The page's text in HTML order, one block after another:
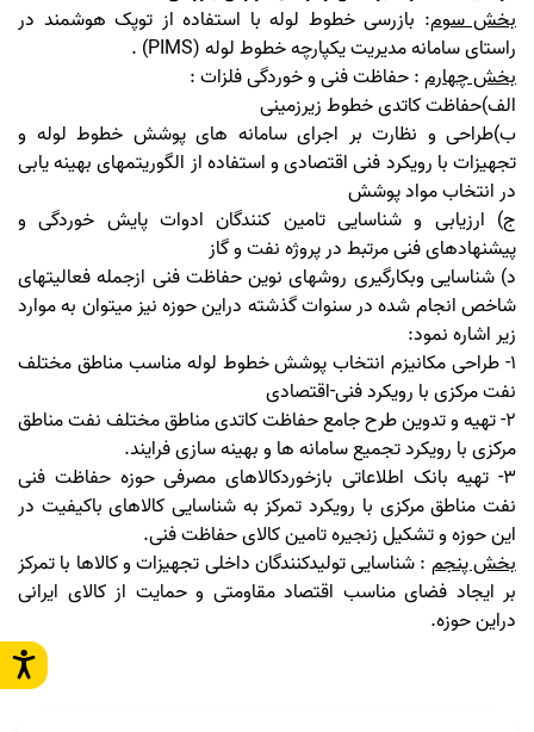
بخش سوم: بازرسی خطوط لوله با استفاده از توپک هوشمند در
راستای سامانه مدیریت یکپارچه خطوط لوله (PIMS) .
بخش چهارم: حفاظت فنی و خوردگی فلزات :
الف)حفاظت کاتدی خطوط زیرزمینی
ب)طراحی و نظارت بر اجرای سامانه های پوشش خطوط لوله و
تجهیزات با رویکرد فنی اقتصادی و استفاده از الگوریتمهای بهینه یابی
در انتخاب مواد پوشش
ج) ارزیابی و شناسایی تامین کنندگان ادوات پایش خوردگی و
پیشنهادهای فنی مرتبط در پروژه نفت و گاز
د) شناسایی وبکارگیری روشهای نوین حفاظت فنی ازجمله فعالیتهای
شاخص انجام شده در سنوات گذشته دراین حوزه نیز میتوان به موارد
زیر اشاره نمود:
1- طراحی مکانیزم انتخاب پوشش خطوط لوله مناسب مناطق مختلف
نفت مرکزی با رویکرد فنی-اقتصادی
2- تهیه و تدوین طرح جامع حفاظت کاتدی مناطق مختلف نفت مناطق
مرکزی با رویکرد تجمیع سامانه ها و بهینه سازی فرایند.
3- تهیه بانک اطلاعاتی بازخوردکالاهای مصرفی حوزه حفاظت فنی
نفت مناطق مرکزی با رویکرد تمرکز به شناسایی کالاهای باکیفیت در
این حوزه و تشکیل زنجیره تامین کالای حفاظت فنی.
بخش پنجم : شناسایی تولیدکنندگان داخلی تجهیزات و کالاها با تمرکز
بر ایجاد فضای مناسب اقتصاد مقاومتی و حمایت از کالای ایرانی
دراین حوزه.